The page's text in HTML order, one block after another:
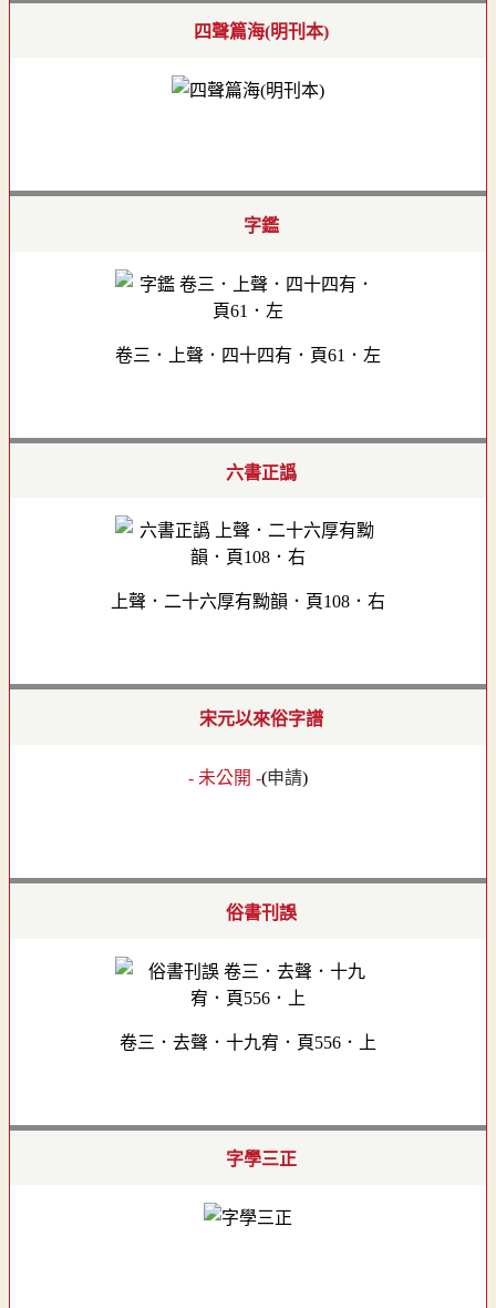
四聲篇海(明刊本)
字鑑
卷三．上聲．四十四有．頁61．左
六書正譌
上聲．二十六厚有黝韻．頁108．右
宋元以來俗字譜
- 未公開 -(申請)
俗書刊誤
卷三．去聲．十九宥．頁556．上
字學三正